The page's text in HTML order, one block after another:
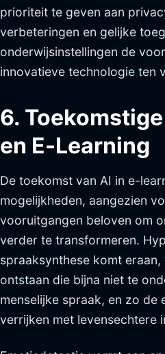
prioriteit te geven aan
verbeteringen en gelijke
onderwijsinstellingen de
innovatieve technologie ten
6.
en E-Learning
De toekomst van AI in e-
mogelijkheden, aangezien
vooruitgangen beloven om
verder te transformeren.
spraaksynthese komt
ontstaan die bijna niet te
menselijke spraak, en zo de
verrijken met levensechtere